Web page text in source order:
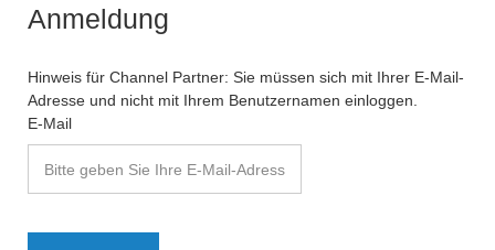
Anmeldung
Hinweis für Channel Partner: Sie müssen sich mit Ihrer E-Mail-
Adresse und nicht mit Ihrem Benutzernamen einloggen.
E-Mail